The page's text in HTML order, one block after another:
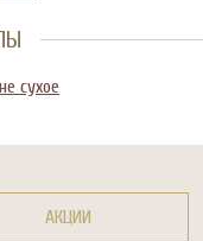
сухое
АКЦИИ